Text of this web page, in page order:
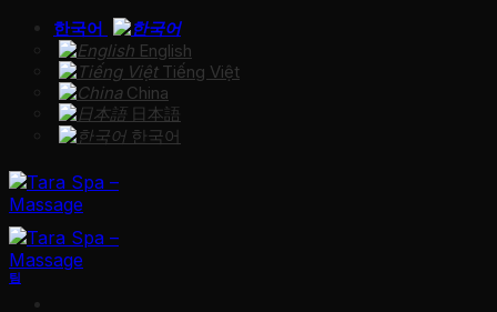
Skip
content
한국어
English
Tiếng Việt
China
日本語
한국어
팀